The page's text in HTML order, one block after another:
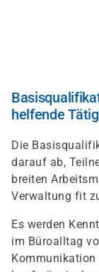
helfende
Die
darauf ab,
breiten
Verwaltung fit
Es werden
im Büroalltag